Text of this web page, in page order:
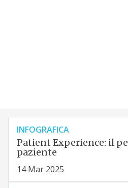
INFOGRAFICA
Patient Experience: il
paziente
14 Mar 2025